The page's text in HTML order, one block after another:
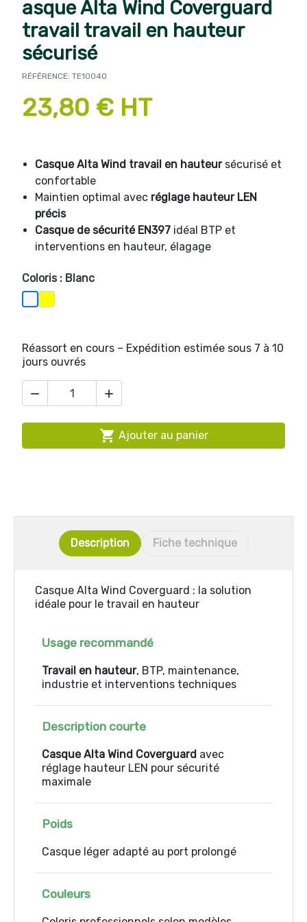
asque Alta Wind Coverguard
travail travail en hauteur
sécurisé
RÉFÉRENCE: TE10040
23,80 € HT
Casque Alta Wind travail en hauteursécurisé et
confortable
Maintien optimal avec réglage hauteur LEN
précis
Casque de sécurité EN397 idéal BTP et
interventions en hauteur, élagage
Coloris : Blanc
BlancJaune Fluo1
Réassort en cours – Expédition estimée sous 7 à 10
jours ouvrés
 
 Ajouter au panier
Description Fiche technique
Casque Alta Wind Coverguard : la solution
idéale pour le travail en hauteur
Usage recommandé
Travail en hauteur, BTP, maintenance,
industrie et interventions techniques
Description courte
Casque Alta Wind Coverguard avec
réglage hauteur LEN pour sécurité
maximale
Poids
Casque léger adapté au port prolongé
Couleurs